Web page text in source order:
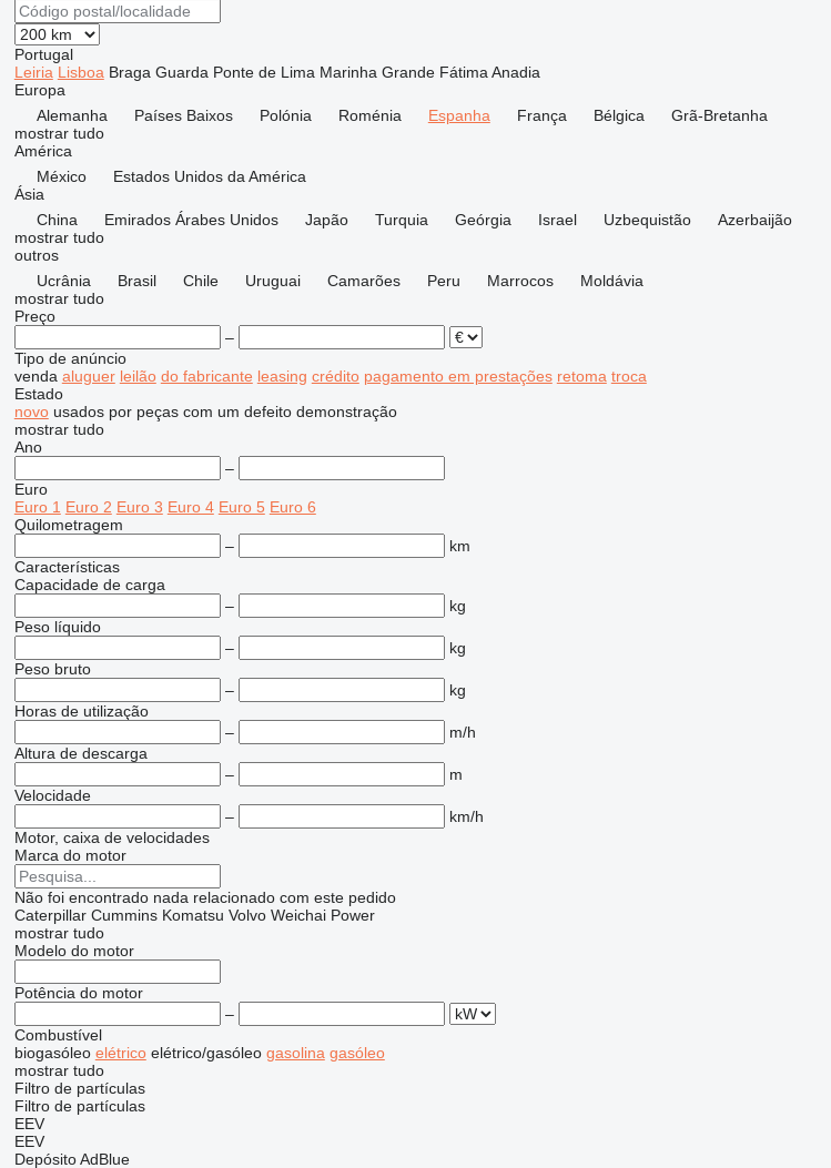
Portugal
Leiria Lisboa Braga Guarda Ponte de Lima Marinha Grande Fátima Anadia
Europa
Alemanha
Países Baixos Polónia Roménia Espanha França Bélgica
Grã-Bretanha
mostrar tudo
América
México
Estados Unidos da América
Ásia
China
Emirados Árabes Unidos Japão Turquia Geórgia Israel Uzbequistão
Azerbaijão
mostrar tudo
outros
Ucrânia
Brasil Chile Uruguai Camarões Peru Marrocos
Moldávia
mostrar tudo
Preço
–
Tipo de anúncio
venda aluguer leilão do fabricante leasing crédito pagamento em prestações retoma troca
Estado
novo usados por peças com um defeito demonstração
mostrar tudo
Ano
–
Euro
Euro 1 Euro 2 Euro 3 Euro 4 Euro 5 Euro 6
Quilometragem
–
km
Características
Capacidade de carga
–
kg
Peso líquido
–
kg
Peso bruto
–
kg
Horas de utilização
–
m/h
Altura de descarga
–
m
Velocidade
–
km/h
Motor, caixa de velocidades
Marca do motor
Não foi encontrado nada relacionado com este pedido
Caterpillar Cummins Komatsu Volvo Weichai Power
mostrar tudo
Modelo do motor
Potência do motor
–
Combustível
biogasóleo elétrico elétrico/gasóleo gasolina gasóleo
mostrar tudo
Filtro de partículas
Filtro de partículas
EEV
EEV
Depósito AdBlue